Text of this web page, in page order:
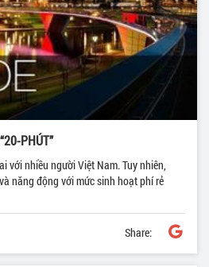
PHÚT”
với nhiều người Việt Nam. Tuy nhiên,
năng động với mức sinh hoạt phí rẻ
Share: